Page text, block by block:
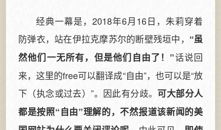
经典一幕是，2018年6月16日，朱莉穿着
防弹衣，站在伊拉克摩苏尔的断壁残垣中， “虽
然他们一无所有，但是他们自由了！”话说回
来，这里的free可以翻译成“自由”，也可以是“放
下（执念或过去）”。因此有分歧。 可大部分人
都是按照“自由”理解的，不然报道该新闻的美